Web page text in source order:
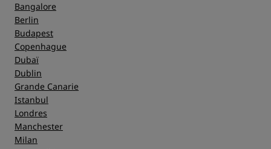
Bangalore
Berlin
Budapest
Copenhague
Dubaï
Dublin
Grande Canarie
Istanbul
Londres
Manchester
Milan